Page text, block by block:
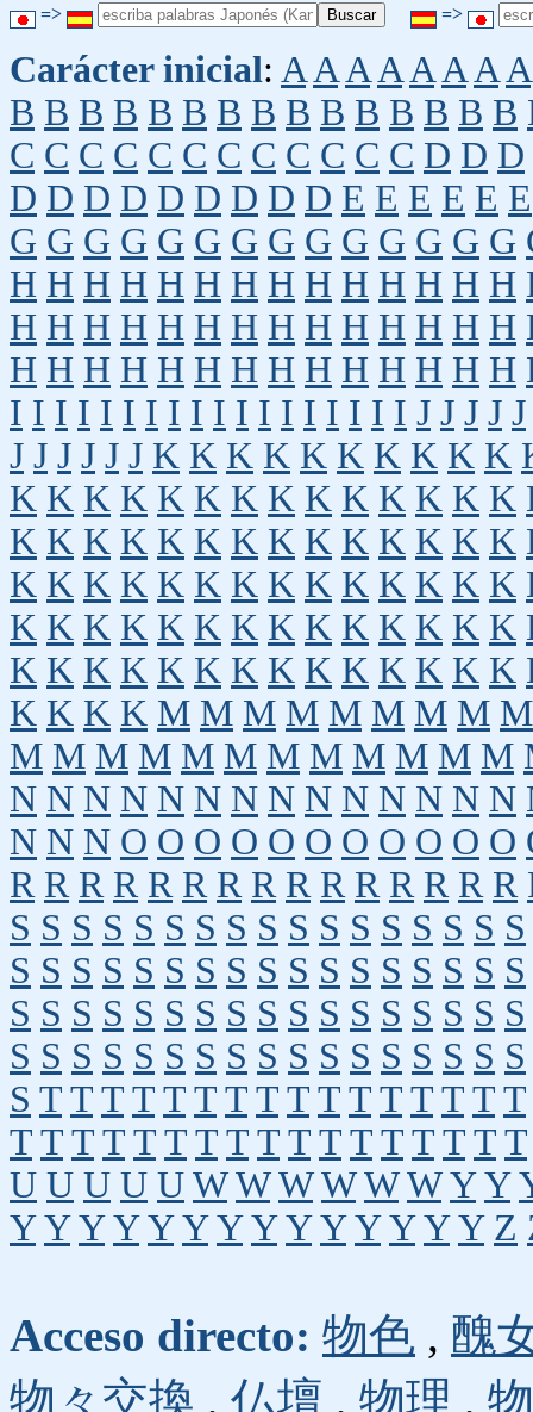
=> =>
Carácter inicial: A A A A A A A A
B B B B B B B B B B B B B B B
C C C C C C C C C C C C D D D
D D D D D D D D D E E E E E E
G G G G G G G G G G G G G G
H H H H H H H H H H H H H H
H H H H H H H H H H H H H H
H H H H H H H H H H H H H H
I I I I I I I I I I I I I I I I I I J J J J J
J J J J J J K K K K K K K K K K
K K K K K K K K K K K K K K
K K K K K K K K K K K K K K
K K K K K K K K K K K K K K
K K K K K K K K K K K K K K
K K K K K K K K K K K K K K
K K K K M M M M M M M M M
M M M M M M M M M M M M
N N N N N N N N N N N N N N
N N N O O O O O O O O O O O
R R R R R R R R R R R R R R R
S S S S S S S S S S S S S S S S S
S S S S S S S S S S S S S S S S S
S S S S S S S S S S S S S S S S S
S S S S S S S S S S S S S S S S S
S T T T T T T T T T T T T T T T T
T T T T T T T T T T T T T T T T T
U U U U U W W W W W W Y Y
Y Y Y Y Y Y Y Y Y Y Y Y Y Y Z
Acceso directo: 物色 , 醜
物々交換 , 仏壇 , 物理 ,